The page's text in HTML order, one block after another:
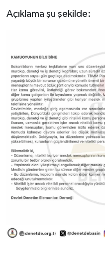
Açıklama şu şekilde: